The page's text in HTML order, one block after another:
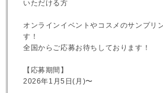
いただける方
オンラインイベントやコスメのサンプリ
す！
全国からご応募お待ちしております！
【応募期間】
2026年1月5日(月)〜